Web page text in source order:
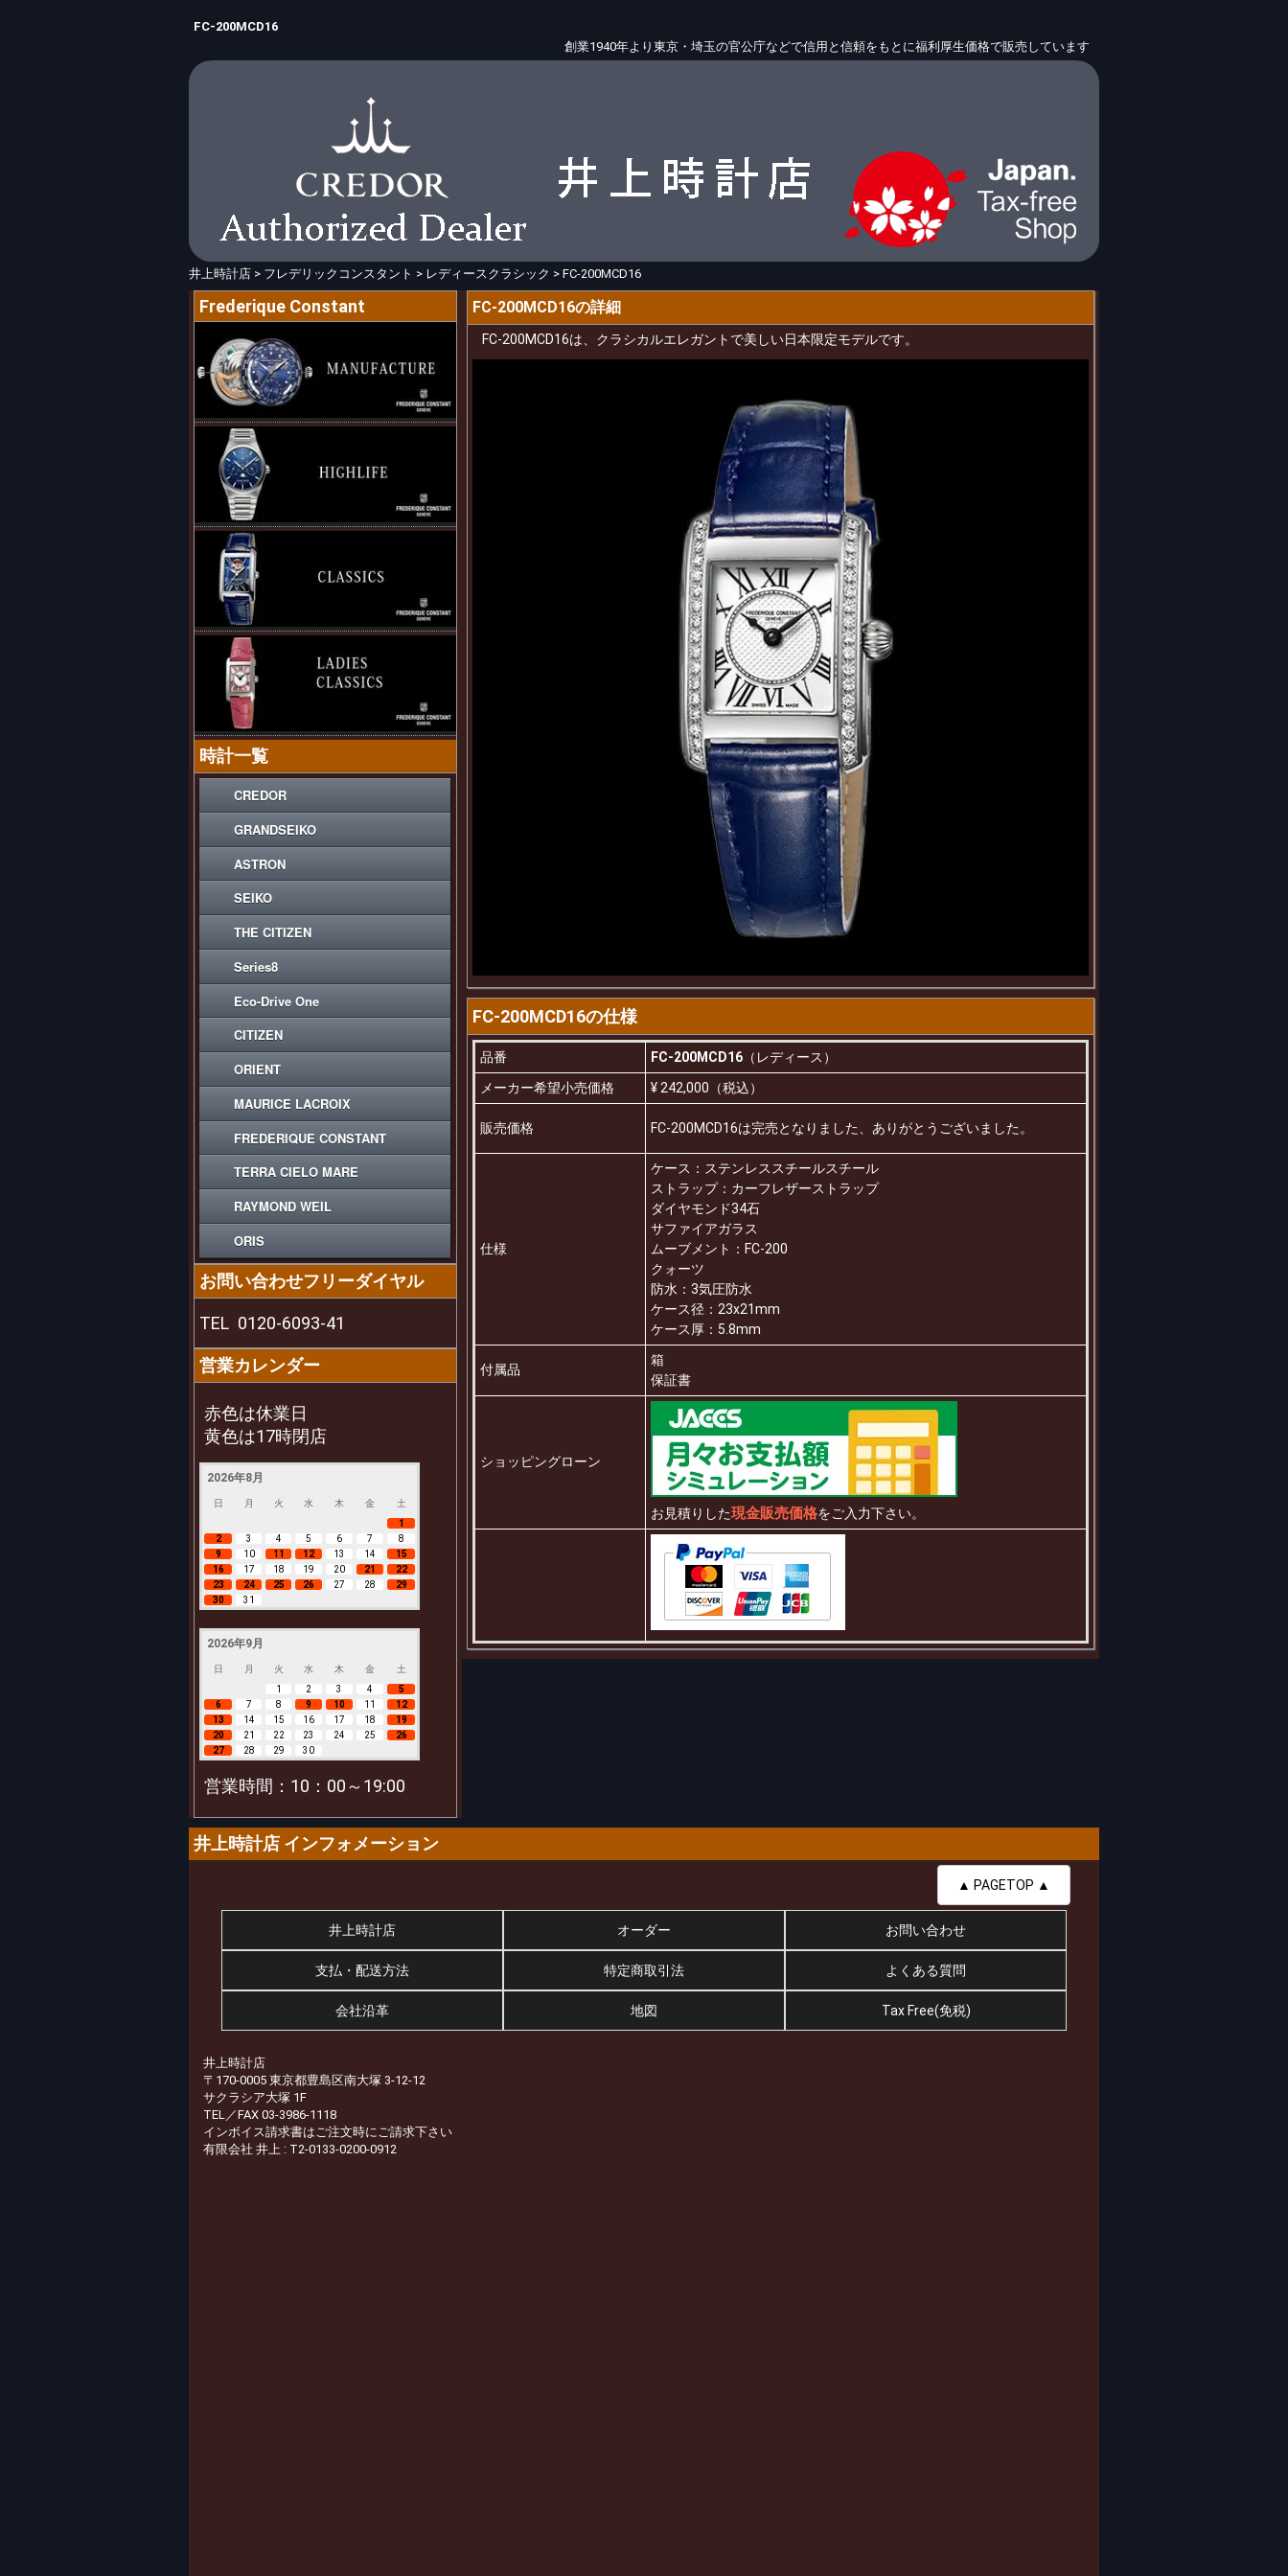
FC-200MCD16
創業1940年より東京・埼玉の官公庁などで信用と信頼をもとに福利厚生価格で販売しています
井上時計店 > フレデリックコンスタント > レディースクラシック > FC-200MCD16
FC-200MCD16の詳細
FC-200MCD16は、クラシカルエレガントで美しい日本限定モデルです。
FC-200MCD16の仕様
品番 FC-200MCD16 （レディース）
メーカー希望小売価格
¥ 242,000（税込）
販売価格 FC-200MCD16は完売となりました、ありがとうございました。
仕様
ケース：ステンレススチールスチール
ストラップ：カーフレザーストラップ
ダイヤモンド34石
サファイアガラス
ムーブメント：FC-200
クォーツ
防水：3気圧防水
ケース径：23x21mm
ケース厚：5.8mm
付属品
箱
保証書
ショッピングローン
お見積りした現金販売価格をご入力下さい。
Frederique Constant
時計一覧
CREDOR
GRANDSEIKO
ASTRON
SEIKO
THE CITIZEN
Series8
Eco-Drive One
CITIZEN
ORIENT
MAURICE LACROIX
FREDERIQUE CONSTANT
TERRA CIELO MARE
RAYMOND WEIL
ORIS
お問い合わせフリーダイヤル
TEL 0120-6093-41
営業カレンダー
赤色は休業日
黄色は17時閉店
2026年8月
日 月 火 水 木 金
土
1
2
3 4 5 6 7
8
9
10 11 12 13 14
15
16
17 18 19 20 21
22
23
24 25 26 27 28
29
30
31
2026年9月
日 月 火 水 木 金
土
1
2 3 4
5
6
7 8 9 10 11
12
13
14 15 16 17 18
19
20
21 22 23 24 25
26
27
28 29 30
営業時間：10：00～19:00
井上時計店 インフォメーション
▲ PAGETOP ▲
井上時計店 オーダー お問い合わせ
支払・配送方法 特定商取引法 よくある質問
会社沿革 地図 Tax Free(免税)
井上時計店
〒170-0005 東京都豊島区南大塚 3-12-12
サクラシア大塚 1F
TEL／FAX 03-3986-1118
インボイス請求書はご注文時にご請求下さい
有限会社 井上 : T2-0133-0200-0912